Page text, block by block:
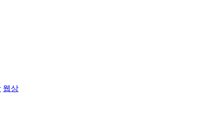
웹상